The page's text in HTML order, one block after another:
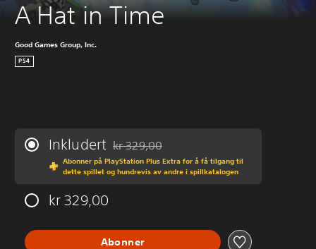
A Hat in Time
Good Games Group, Inc.
PS4
Inkludert Nedsatt fra opprinnelig pris på kr 329,00
kr 329,00
Abonner på PlayStation Plus Extra for å få tilgang til
dette spillet og hundrevis av andre i spillkatalogen
kr 329,00
Abonner